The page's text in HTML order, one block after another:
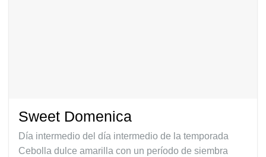
Sweet Domenica
Día intermedio del día intermedio de la temporada
Cebolla dulce amarilla con un período de siembra